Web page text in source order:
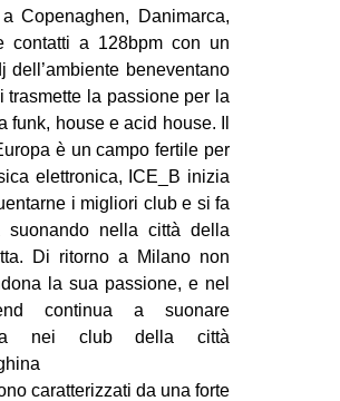
Copenaghen, Danimarca,
contatti a 128bpm con un
dell’ambiente beneventano
trasmette la passione per la
funk, house e acid house. Il
è un campo fertile per
elettronica, ICE_B inizia
i migliori club e si fa
suonando nella città della
Di ritorno a Milano non
la sua passione, e nel
continua a suonare
nei club della città
caratterizzati da una forte